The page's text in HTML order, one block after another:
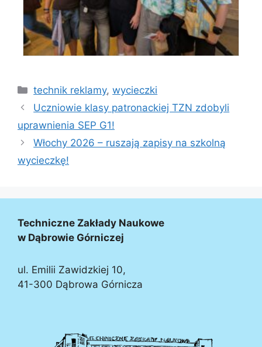
technik reklamy,wycieczki
Uczniowie klasy patronackiej TZN zdobyli
uprawnienia SEP G1!
Włochy 2026 – ruszają zapisy na szkolną
wycieczkę!
Techniczne Zakłady Naukowe
w Dąbrowie Górniczej
ul. Emilii Zawidzkiej 10,
41-300 Dąbrowa Górnicza